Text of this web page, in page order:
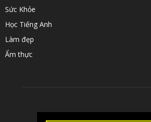
Sức Khỏe
Học Tiếng Anh
Làm đẹp
Ẩm thực